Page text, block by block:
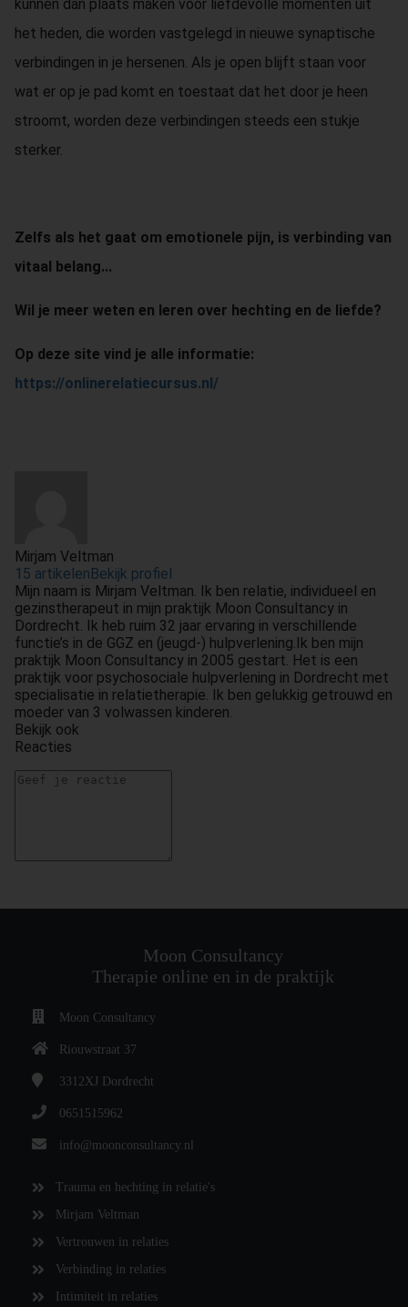
kunnen dan plaats maken voor liefdevolle momenten uit
het heden, die worden vastgelegd in nieuwe synaptische
verbindingen in je hersenen. Als je open blijft staan voor
wat er op je pad komt en toestaat dat het door je heen
stroomt, worden deze verbindingen steeds een stukje
sterker.
Zelfs als het gaat om emotionele pijn, is verbinding van
vitaal belang...
Wil je meer weten en leren over hechting en de liefde?
Op deze site vind je alle informatie:
https://onlinerelatiecursus.nl/
Mirjam Veltman
15 artikelenBekijk profiel
Mijn naam is Mirjam Veltman. Ik ben relatie, individueel en
gezinstherapeut in mijn praktijk Moon Consultancy in
Dordrecht. Ik heb ruim 32 jaar ervaring in verschillende
functie’s in de GGZ en (jeugd-) hulpverlening.Ik ben mijn
praktijk Moon Consultancy in 2005 gestart. Het is een
praktijk voor psychosociale hulpverlening in Dordrecht met
specialisatie in relatietherapie. Ik ben gelukkig getrouwd en
moeder van 3 volwassen kinderen.
Bekijk ook
Reacties
Moon Consultancy
Therapie online en in de praktijk
Moon Consultancy
Riouwstraat 37
3312XJ Dordrecht
0651515962
info@moonconsultancy.nl
Trauma en hechting in relatie's
Mirjam Veltman
Vertrouwen in relaties
Verbinding in relaties
Intimiteit in relaties